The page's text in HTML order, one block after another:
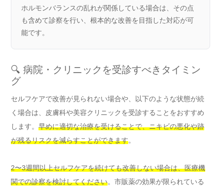
ホルモンバランスの乱れが関係している場合は、その点
も含めて診察を行い、根本的な改善を目指した対応が可
能です。
🔍 病院・クリニックを受診すべきタイミン
グ
セルフケアで改善が見られない場合や、以下のような状態が続
く場合は、皮膚科や美容クリニックを受診することをおすすめ
します。 早めに適切な治療を受けることで、ニキビの悪化や跡
が残るリスクを減らすことができます。
2〜3週間以上セルフケアを続けても改善しない場合は、医療機
関での診察を検討してください。市販薬の効果が限られている